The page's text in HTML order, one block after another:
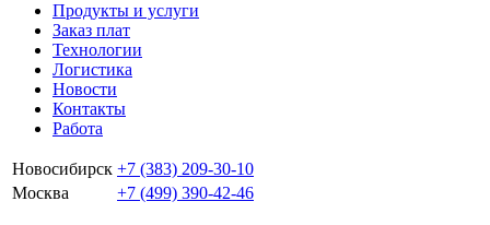
Продукты и услуги
Заказ плат
Технологии
Логистика
Новости
Контакты
Работа
Новосибирск +7 (383) 209-30-10
Москва
+7 (499) 390-42-46